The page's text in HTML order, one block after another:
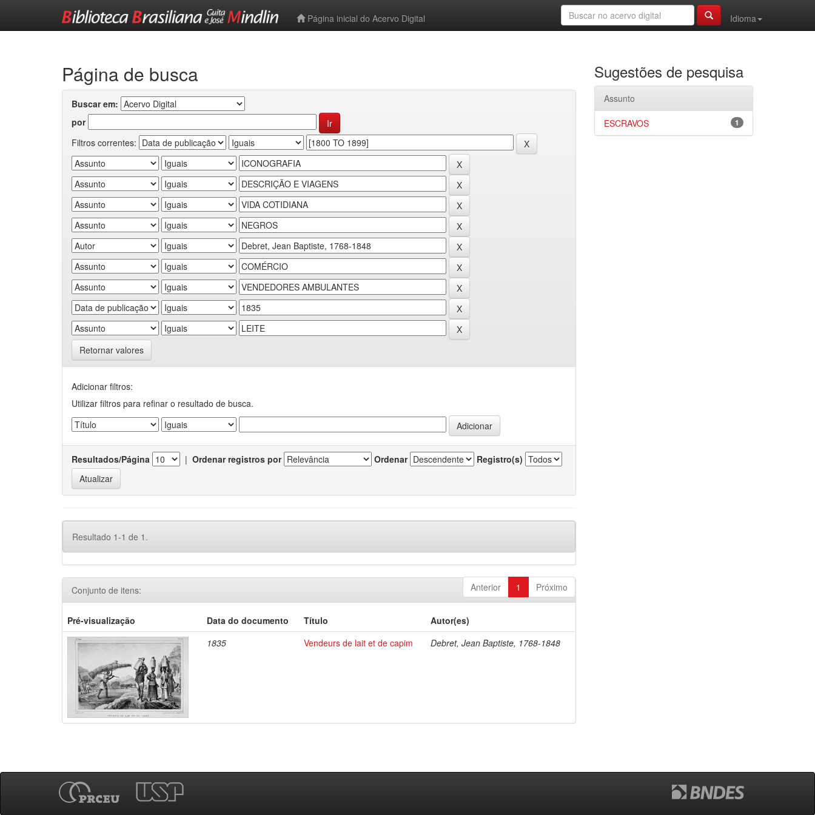
Página inicial do Acervo Digital
Idioma
Página de busca
Buscar em:
por
Filtros correntes:
Retornar valores
Adicionar filtros:
Utilizar filtros para refinar o resultado de busca.
Resultados/Página | Ordenar registros por Ordenar Registro(s)
Resultado 1-1 de 1.
Anterior 1 Próximo
Conjunto de itens:
Pré-visualização Data do documento Título
Autor(es)
1835
Vendeurs de lait et de capim Debret, Jean Baptiste, 1768-1848
Sugestões de pesquisa
Assunto
1
ESCRAVOS